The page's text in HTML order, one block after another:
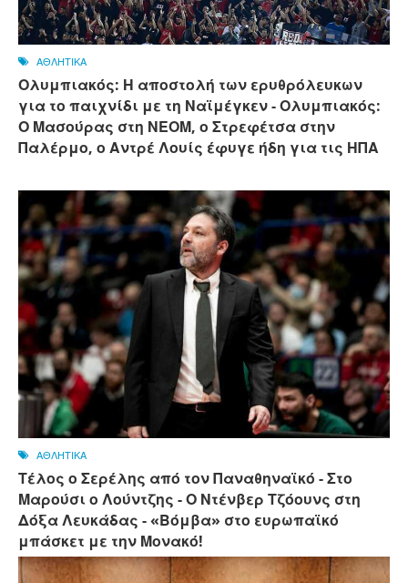
ΑΘΛΗΤΙΚΑ
Ολυμπιακός: Η αποστολή των ερυθρόλευκων
για το παιχνίδι με τη Ναϊμέγκεν - Ολυμπιακός:
Ο Μασούρας στη ΝΕΟΜ, ο Στρεφέτσα στην
Παλέρμο, ο Αντρέ Λουίς έφυγε ήδη για τις ΗΠΑ
ΑΘΛΗΤΙΚΑ
Τέλος ο Σερέλης από τον Παναθηναϊκό - Στο
Μαρούσι ο Λούντζης - Ο Ντένβερ Τζόουνς στη
Δόξα Λευκάδας - «Βόμβα» στο ευρωπαϊκό
μπάσκετ με την Μονακό!